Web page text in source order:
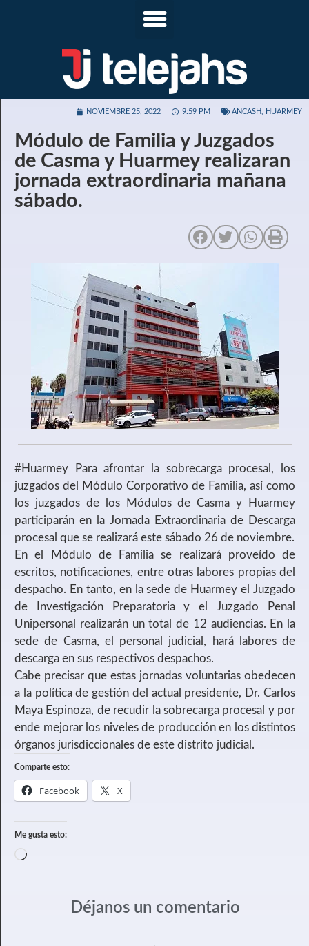
NOVIEMBRE 25, 2022 9:59 PM ANCASH HUARMEY
Módulo de Familia y Juzgados
de Casma y Huarmey realizaran
jornada extraordinaria mañana
sábado.
#Huarmey
Para afrontar la sobrecarga procesal, los
juzgados del Módulo Corporativo de Familia, así como
los juzgados de los Módulos de Casma y Huarmey
participarán en la Jornada Extraordinaria de Descarga
procesal que se realizará este sábado 26 de noviembre.
En el Módulo de Familia se realizará proveído de
escritos, notificaciones, entre otras labores propias del
despacho. En tanto, en la sede de Huarmey el Juzgado
de Investigación Preparatoria y el Juzgado Penal
Unipersonal realizarán un total de 12 audiencias. En la
sede de Casma, el personal judicial, hará labores de
descarga en sus respectivos despachos.
Cabe precisar que estas jornadas voluntarias obedecen
a la política de gestión del actual presidente, Dr. Carlos
Maya Espinoza, de recudir la sobrecarga procesal y por
ende mejorar los niveles de producción en los distintos
órganos jurisdiccionales de este distrito judicial.
Comparte esto:
Facebook X
Me gusta esto:
Déjanos un comentario